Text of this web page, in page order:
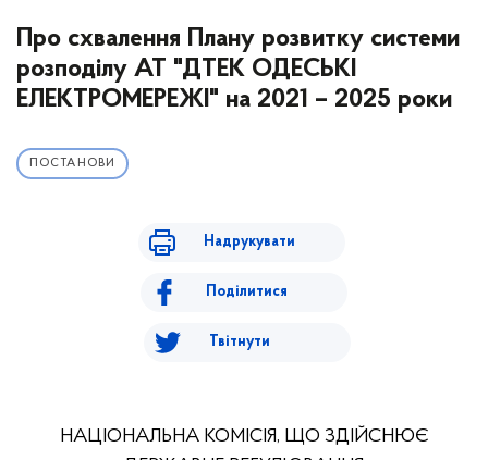
Про схвалення Плану розвитку системи
розподілу АТ "ДТЕК ОДЕСЬКІ
ЕЛЕКТРОМЕРЕЖІ" на 2021 – 2025 роки
ПОСТАНОВИ
Надрукувати
Поділитися
Твітнути
НАЦІОНАЛЬНА КОМІСІЯ, ЩО ЗДІЙСНЮЄ